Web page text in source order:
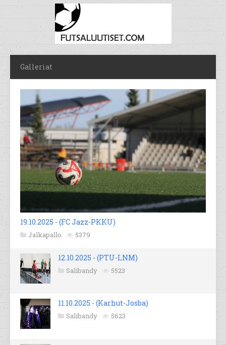
Galleriat
19.10.2025 - (FC Jazz-PKKU)
Jalkapallo 5379
12.10.2025 - (PTU-LNM)
Salibandy 5523
11.10.2025 - (Karhut-Josba)
Salibandy 5623